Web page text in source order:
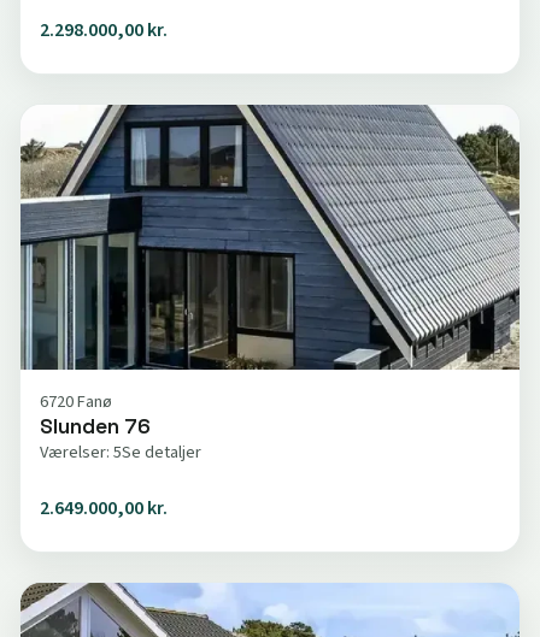
2.298.000,00 kr.
6720 Fanø
Slunden 76
Værelser: 5Se detaljer
2.649.000,00 kr.